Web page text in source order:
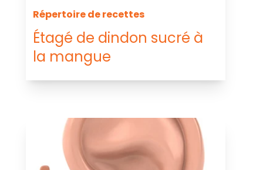
Répertoire de recettes
Étagé de dindon sucré à
la mangue